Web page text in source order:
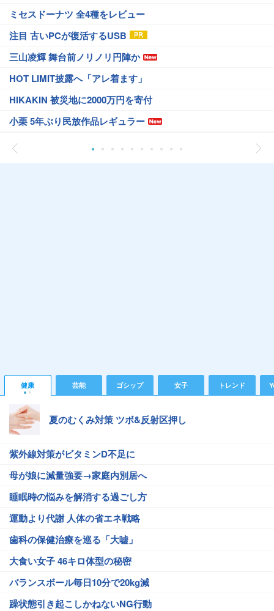
ミセスドーナツ 全4種をレビュー
注目 古いPCが復活するUSB
三山凌輝 舞台前ノリノリ円陣か
HOT LIMIT披露へ「アレ着ます」
HIKAKIN 被災地に2000万円を寄付
小栗 5年ぶり民放作品レギュラー
健康 芸能 ゴシップ 女子 トレンド
夏のむくみ対策 ツボ&反射区押し
紫外線対策がビタミンD不足に
母が娘に減量強要→家庭内別居へ
睡眠時の悩みを解消する過ごし方
運動より代謝 人体の省エネ戦略
歯科の保健治療を巡る「大嘘」
大食い女子 46キロ体型の秘密
バランスボール毎日10分で20kg減
躁状態引き起こしかねないNG行動